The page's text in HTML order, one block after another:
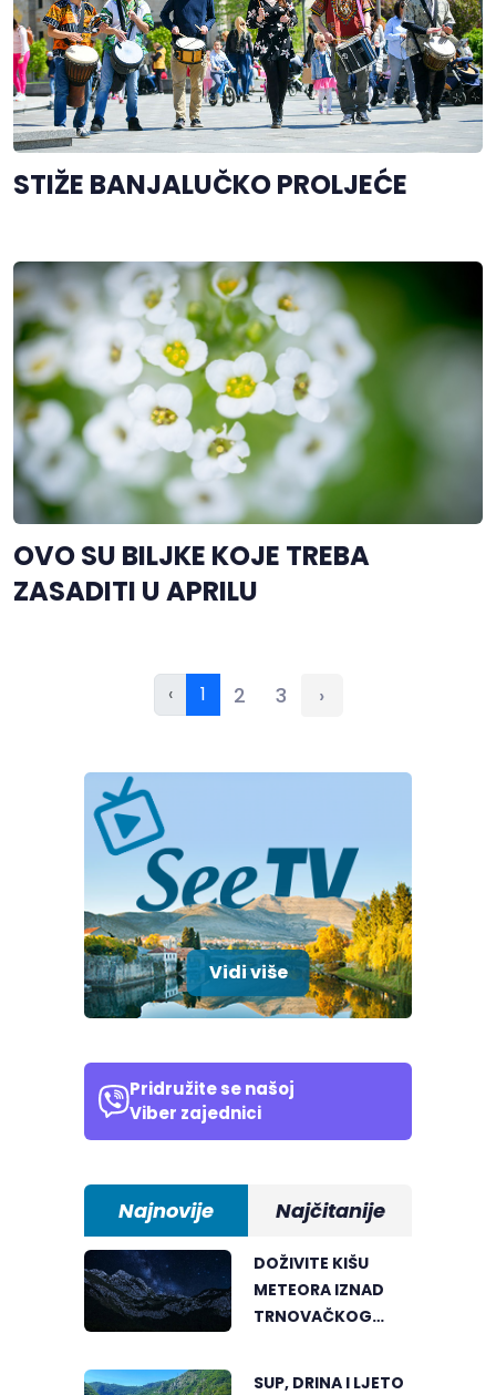
STIŽE BANJALUČKO PROLJEĆE
OVO SU BILJKE KOJE TREBA
ZASADITI U APRILU
‹ 1 2 3 ›
Vidi više
Pridružite se našoj
Viber zajednici
Najnovije Najčitanije
DOŽIVITE KIŠU
METEORA IZNAD
TRNOVAČKOG
SUP, DRINA I LJETO